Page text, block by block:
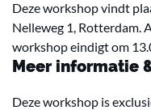
Deze workshop vindt
Nelleweg 1, Rotterdam.
workshop eindigt om
Meer informatie
Deze workshop is